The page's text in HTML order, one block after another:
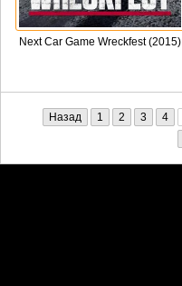
Next Car Game Wreckfest (2015)
Назад 1 2 3 4